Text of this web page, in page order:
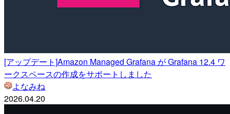
[アップデート]Amazon Managed Grafana が Grafana 12.4 ワ
ークスペースの作成をサポートしました
よなみね
2026.04.20